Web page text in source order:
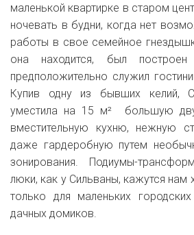
маленькой квартирке в старом
ночевать в будни, когда нет
работы в свое семейное
она находится, был
предположительно служил
Купив одну из бывших келий,
уместила на 15 м² большую
вместительную кухню, нежную
даже гардеробную путем
зонирования. Подиумы-
люки, как у Сильваны, кажутся
только для маленьких
дачных домиков.